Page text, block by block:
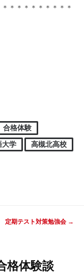
＊＊＊＊＊＊＊＊＊
合格体験
大学 高槻北高校
定期テスト対策勉強会 →
格体験談